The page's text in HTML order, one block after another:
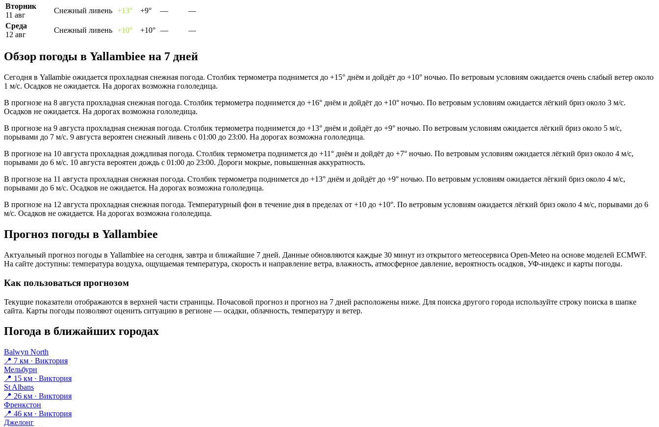
Вторник
11 авг
Снежный ливень +13° +9° —
—
Среда
12 авг
Снежный ливень +10° +10° — —
Обзор погоды в Yallambieе на 7 дней
Сегодня в Yallambie ожидается прохладная снежная погода. Столбик термометра поднимется до +15° днём и дойдёт до +10° ночью. По ветровым условиям ожидается очень слабый ветер около
1 м/с. Осадков не ожидается. На дорогах возможна гололедица.
В прогнозе на 8 августа прохладная снежная погода. Столбик термометра поднимется до +16° днём и дойдёт до +10° ночью. По ветровым условиям ожидается лёгкий бриз около 3 м/с.
Осадков не ожидается. На дорогах возможна гололедица.
В прогнозе на 9 августа прохладная снежная погода. Столбик термометра поднимется до +13° днём и дойдёт до +9° ночью. По ветровым условиям ожидается лёгкий бриз около 5 м/с,
порывами до 7 м/с. 9 августа вероятен снежный ливень с 01:00 до 23:00. На дорогах возможна гололедица.
В прогнозе на 10 августа прохладная дождливая погода. Столбик термометра поднимется до +11° днём и дойдёт до +7° ночью. По ветровым условиям ожидается лёгкий бриз около 4 м/с,
порывами до 6 м/с. 10 августа вероятен дождь с 01:00 до 23:00. Дороги мокрые, повышенная аккуратность.
В прогнозе на 11 августа прохладная снежная погода. Столбик термометра поднимется до +13° днём и дойдёт до +9° ночью. По ветровым условиям ожидается лёгкий бриз около 4 м/с,
порывами до 6 м/с. Осадков не ожидается. На дорогах возможна гололедица.
В прогнозе на 12 августа прохладная снежная погода. Температурный фон в течение дня в пределах от +10 до +10°. По ветровым условиям ожидается лёгкий бриз около 4 м/с, порывами до 6
м/с. Осадков не ожидается. На дорогах возможна гололедица.
Прогноз погоды в Yallambieе
Актуальный прогноз погоды в Yallambieе на сегодня, завтра и ближайшие 7 дней. Данные обновляются каждые 30 минут из открытого метеосервиса Open-Meteo на основе моделей ECMWF.
На сайте доступны: температура воздуха, ощущаемая температура, скорость и направление ветра, влажность, атмосферное давление, вероятность осадков, УФ-индекс и карты погоды.
Как пользоваться прогнозом
Текущие показатели отображаются в верхней части страницы. Почасовой прогноз и прогноз на 7 дней расположены ниже. Для поиска другого города используйте строку поиска в шапке
сайта. Карты погоды позволяют оценить ситуацию в регионе — осадки, облачность, температуру и ветер.
Погода в ближайших городах
Balwyn North
📍 7 км · Виктория
Мельбурн
📍 15 км · Виктория
St Albans
📍 26 км · Виктория
Френкстон
📍 46 км · Виктория
Джелонг